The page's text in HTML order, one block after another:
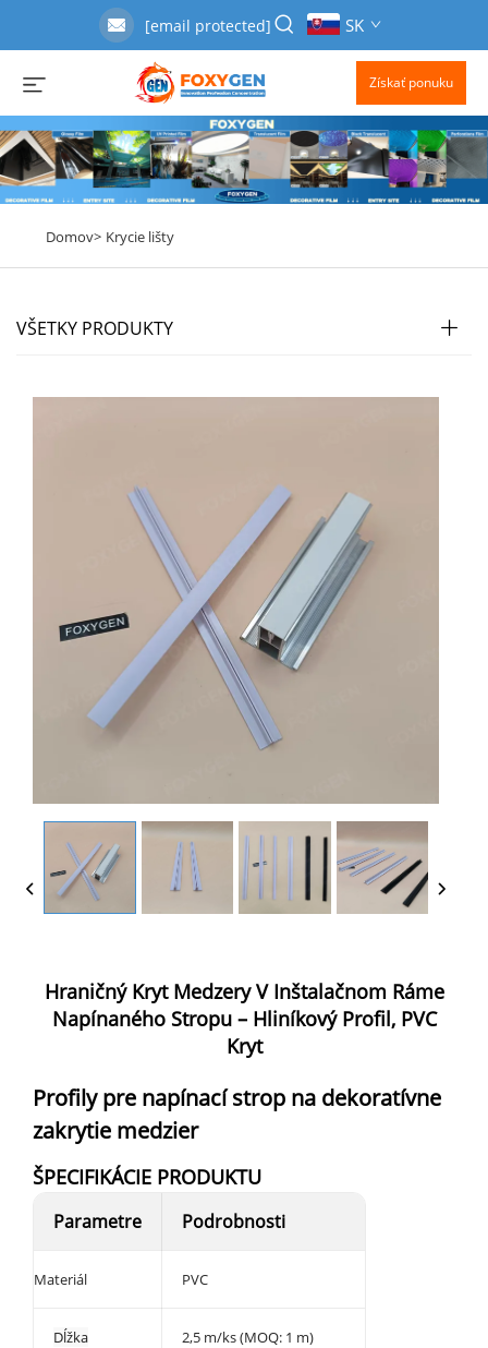
[email protected] SK
Získať ponuku
Domov> Krycie lišty
VŠETKY PRODUKTY
Hraničný Kryt Medzery V Inštalačnom Ráme
Napínaného Stropu – Hliníkový Profil, PVC
Kryt
Profily pre napínací strop na dekoratívne
zakrytie medzier
ŠPECIFIKÁCIE PRODUKTU
Parametre Podrobnosti
Materiál PVC
Dĺžka 2,5 m/ks (MOQ: 1 m)